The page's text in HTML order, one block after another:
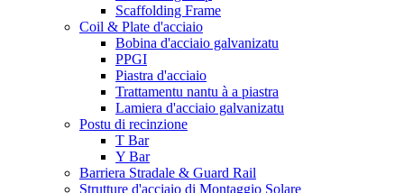
Scaffolding Frame
Coil & Plate d'acciaio
Bobina d'acciaio galvanizatu
PPGI
Piastra d'acciaio
Trattamentu nantu à a piastra
Lamiera d'acciaio galvanizatu
Postu di recinzione
T Bar
Y Bar
Barriera Stradale & Guard Rail
Strutture d'acciaio di Montaggio Solare